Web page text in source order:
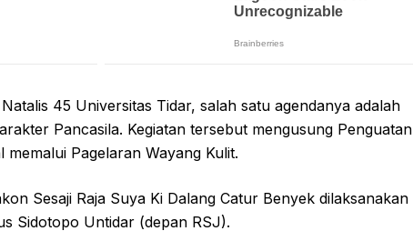
45 Universitas Tidar, salah satu agendanya adalah
Pancasila. Kegiatan tersebut mengusung Penguatan
Pagelaran Wayang Kulit.
Sesaji Raja Suya Ki Dalang Catur Benyek dilaksanakan
Sidotopo Untidar (depan RSJ).